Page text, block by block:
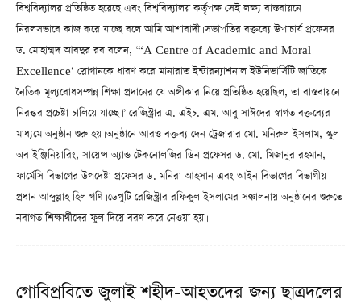
বিশ্ববিদ্যালয় প্রতিষ্ঠিত হয়েছে এবং বিশ্ববিদ্যালয় কর্তৃপক্ষ সেই লক্ষ্য বাস্তবায়নে
নিরলসভাবে কাজ করে যাচ্ছে বলে আমি আশাবাদী। সভাপতির বক্তব্যে উপাচার্য প্রফেসর
ড. মোহাম্মদ আবদুর রব বলেন, “‘A Centre of Academic and Moral
Excellence’ স্লোগানকে ধারণ করে মানারাত ইন্টারন্যাশনাল ইউনিভার্সিটি জাতিকে
নৈতিক মূল্যবোধসম্পন্ন শিক্ষা প্রদানের যে অঙ্গীকার নিয়ে প্রতিষ্ঠিত হয়েছিল, তা বাস্তবায়নে
নিরন্তর প্রচেষ্টা চালিয়ে যাচ্ছে।” রেজিস্ট্রার এ. এইচ. এম. আবু সাঈদের স্বাগত বক্তব্যের
মাধ্যমে অনুষ্ঠান শুরু হয়। অনুষ্ঠানে আরও বক্তব্য দেন ট্রেজারার মো. মনিরুল ইসলাম, স্কুল
অব ইঞ্জিনিয়ারিং, সায়েন্স অ্যান্ড টেকনোলজির ডিন প্রফেসর ড. মো. মিজানুর রহমান,
ফার্মেসি বিভাগের উপদেষ্টা প্রফেসর ড. মনিরা আহসান এবং আইন বিভাগের বিভাগীয়
প্রধান আব্দুল্লাহ হিল গণি। ডেপুটি রেজিস্ট্রার রফিকুল ইসলামের সঞ্চালনায় অনুষ্ঠানের শুরুতে
নবাগত শিক্ষার্থীদের ফুল দিয়ে বরণ করে নেওয়া হয়।
গোবিপ্রবিতে জুলাই শহীদ-আহতদের জন্য ছাত্রদলের